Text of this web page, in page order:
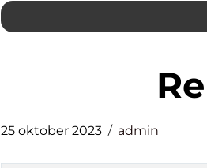
25 oktober 2023 admin